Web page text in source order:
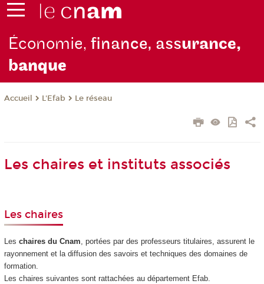
Économie,finance, assurance,
banque
Accueil L'Efab Le réseau
Les chaires et instituts associés
Les chaires
Les chaires du Cnam, portées par des professeurs titulaires, assurent le
rayonnement et la diffusion des savoirs et techniques des domaines de
formation.
Les chaires suivantes sont rattachées au département Efab.